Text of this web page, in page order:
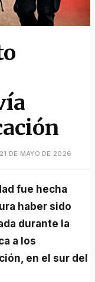
21 DE MAYO DE 2026
haber sido
durante la
a los
en el sur del